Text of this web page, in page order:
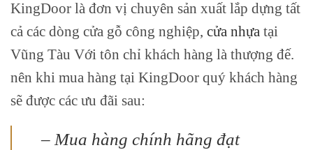
KingDoor là đơn vị chuyên sản xuất lắp dựng tất
cả các dòng cửa gỗ công nghiệp, cửa nhựa tại
Vũng Tàu Với tôn chỉ khách hàng là thượng đế.
nên khi mua hàng tại KingDoor quý khách hàng
sẽ được các ưu đãi sau:
– Mua hàng chính hãng đạt